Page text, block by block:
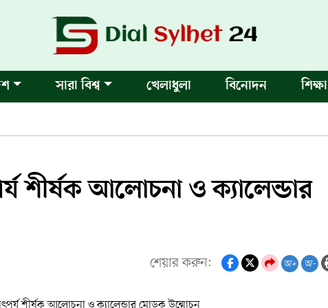
সারা বিশ্ব খেলাধুলা বিনোদন শিক্ষা
শীর্ষক আলোচনা ও ক্যালেন্ডার
শেয়ার করুন: অ+ অ-